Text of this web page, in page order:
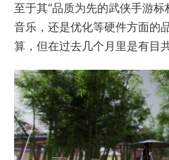
至于其“品质为先的武侠手游标
音乐，还是优化等硬件方面的
算，但在过去几个月里是有目共